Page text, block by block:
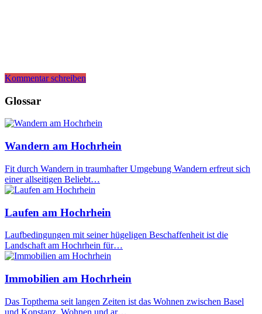
Kommentar schreiben
Glossar
Wandern am Hochrhein
Fit durch Wandern in traumhafter Umgebung Wandern erfreut sich
einer allseitigen Beliebt…
Laufen am Hochrhein
Laufbedingungen mit seiner hügeligen Beschaffenheit ist die
Landschaft am Hochrhein für…
Immobilien am Hochrhein
Das Topthema seit langen Zeiten ist das Wohnen zwischen Basel
und Konstanz. Wohnen und ar…